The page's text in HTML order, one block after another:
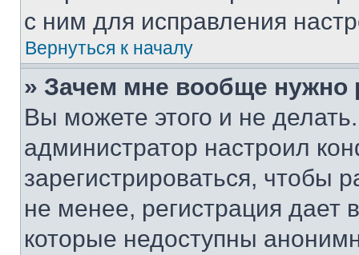
с ним для исправления
Вернуться к началу
» Зачем мне вообще нужно
Вы можете этого и не
администратор настроил
зарегистрироваться, чтобы
не менее, регистрация
которые недоступны